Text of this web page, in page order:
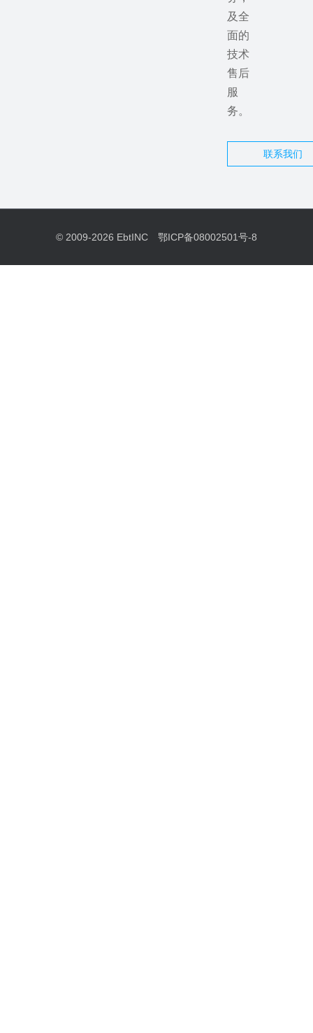
及全
面的
技术
售后
服
务。
联系我们
© 2009-2026 EbtINC 鄂ICP备08002501号-8